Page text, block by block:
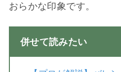
おらかな印象です。
併せて読みたい